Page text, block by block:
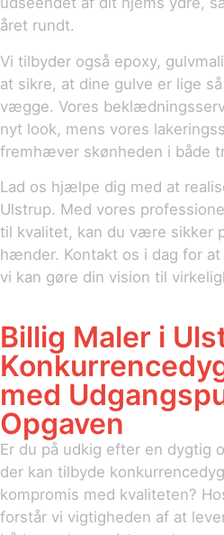
året rundt.
Vi tilbyder også epoxy,
at sikre, at dine gulve er lige
vægge. Vores
nyt look, mens vores
fremhæver skønheden i både
Lad os hjælpe dig med at
Ulstrup. Med vores
til kvalitet, kan du være sikker
hænder. Kontakt os i dag for
vi kan gøre din vision til
Billig Maler i
med
Opgaven
Er du på udkig efter en dygtig
der kan tilbyde
kompromis med kvaliteten?
forstår vi vigtigheden af at